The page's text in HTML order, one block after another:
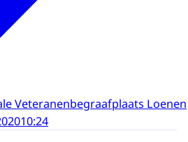
Veteranenbegraafplaats Loenen
10:24